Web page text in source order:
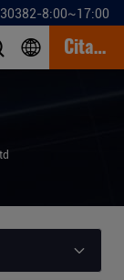
8:00~17:00
Citazione